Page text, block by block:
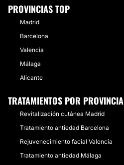
PROVINCIAS TOP
Madrid
Barcelona
Valencia
Málaga
Alicante
TRATAMIENTOS POR PROVINCIA
Revitalización cutánea Madrid
Tratamiento antiedad Barcelona
Rejuvenecimiento facial Valencia
Tratamiento antiedad Málaga